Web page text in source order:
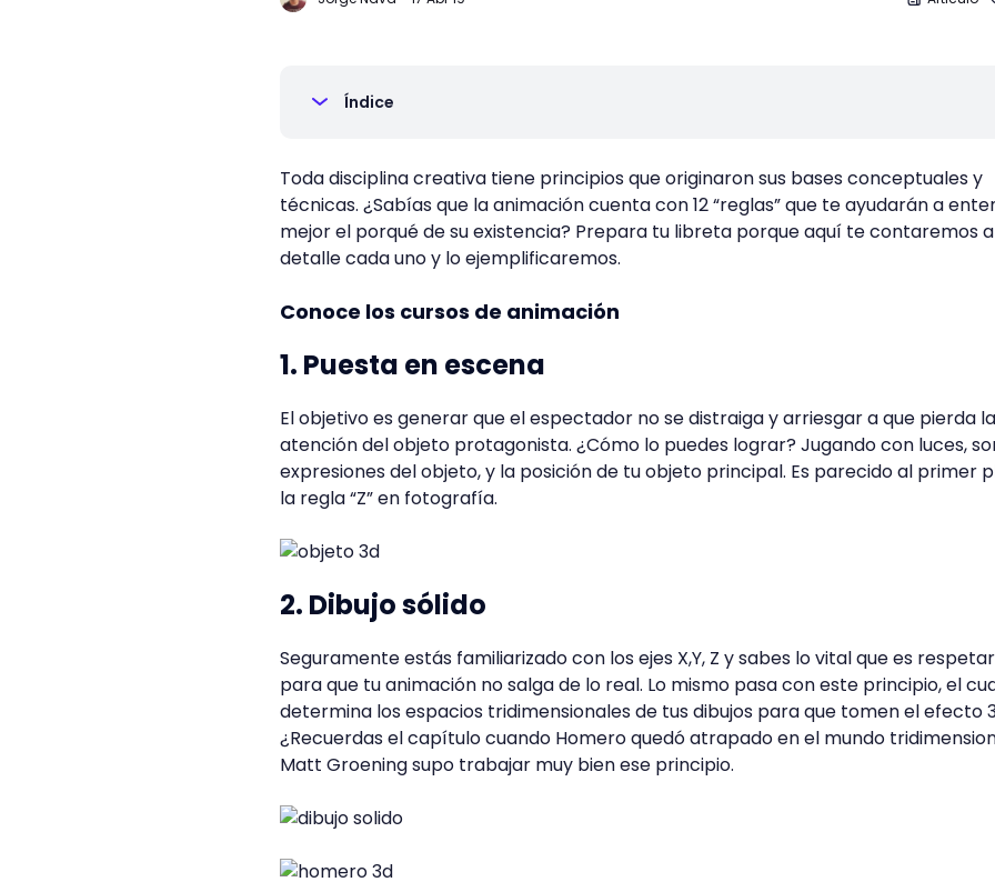
Índice
Toda disciplina creativa tiene principios que originaron sus bases conceptuales y
técnicas. ¿Sabías que la animación cuenta con 12 “reglas” que te ayudarán a
mejor el porqué de su existencia? Prepara tu libreta porque aquí te contaremos a
detalle cada uno y lo ejemplificaremos.
Conoce los cursos de animación
1. Puesta en escena
El objetivo es generar que el espectador no se distraiga y arriesgar a que pierda la
atención del objeto protagonista. ¿Cómo lo puedes lograr? Jugando con luces,
expresiones del objeto, y la posición de tu objeto principal. Es parecido al primer
la regla “Z” en fotografía.
2. Dibujo sólido
Seguramente estás familiarizado con los ejes X,Y, Z y sabes lo vital que es
para que tu animación no salga de lo real. Lo mismo pasa con este principio, el
determina los espacios tridimensionales de tus dibujos para que tomen el efecto
¿Recuerdas el capítulo cuando Homero quedó atrapado en el mundo
Matt Groening supo trabajar muy bien ese principio.